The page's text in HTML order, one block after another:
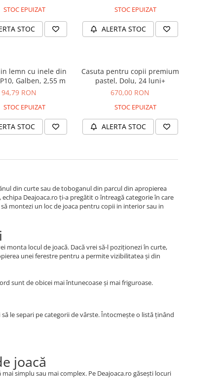
STOC EPUIZAT
STOC
STOC EPUIZAT
ALERTA STOC
lemn cu inele din
Galben, 2,55 m
94,79 RON
STOC EPUIZAT
STOC
Casuta pentru copii premium
pastel, Dolu, 24 luni+
670,00 RON
STOC EPUIZAT
ALERTA STOC
din curte sau de toboganul din parcul din apropierea
Deajoaca.ro ți-a pregătit o întreagă categorie în care
montezi un loc de joaca pentru copii in interior sau in
monta locul de joacă. Dacă vrei să-l poziționezi în curte,
unei ferestre pentru a permite vizibilitatea și din
sunt de obicei mai întunecoase și mai friguroase.
le separi pe categorii de vârste. Întocmește o listă ținând
joacă
simplu sau mai complex. Pe Deajoaca.ro găsești locuri